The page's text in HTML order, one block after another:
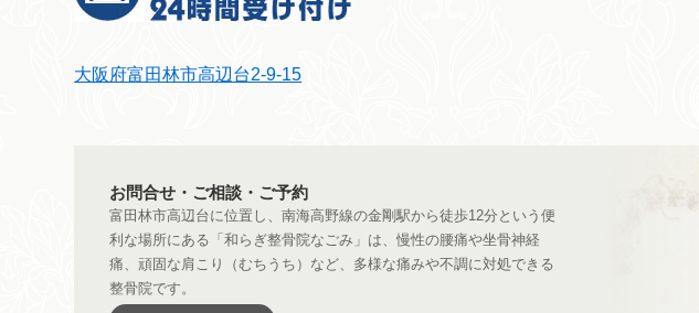
大阪府富田林市高辺台2-9-15
お問合せ・ご相談・ご予約
富田林市高辺台に位置し、南海高野線の金剛駅から徒歩12分という便
利な場所にある「和らぎ整骨院なごみ」は、慢性の腰痛や坐骨神経
痛、頑固な肩こり（むちうち）など、多様な痛みや不調に対処できる
整骨院です。